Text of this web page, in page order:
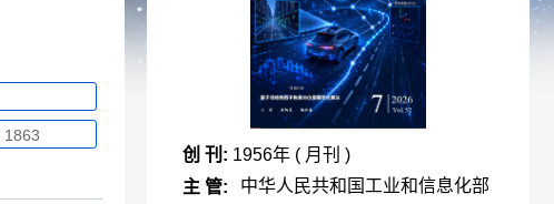
1863
创 刊: 1956年 ( 月刊 )
主 管:
中华人民共和国工业和信息化部